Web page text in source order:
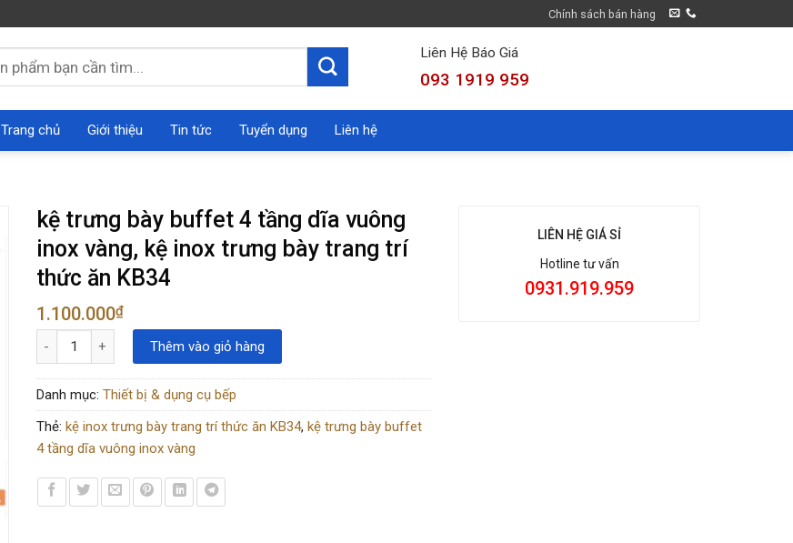
Chính sách bán hàng
Liên Hệ Báo Giá
093 1919 959
Trang chủ Giới thiệu Tin tức Tuyển dụng Liên hệ
kệ trưng bày buffet 4 tầng dĩa vuông
inox vàng, kệ inox trưng bày trang trí
thức ăn KB34
1.100.000₫
kệ trưng bày buffet 4 tầng dĩa vuông inox vàng, kệ inox trưng bày trang trí thức ăn KB34 số lượng
Thêm vào giỏ hàng
Danh mục: Thiết bị & dụng cụ bếp
Thẻ: kệ inox trưng bày trang trí thức ăn KB34, kệ trưng bày buffet
4 tầng dĩa vuông inox vàng
LIÊN HỆ GIÁ SỈ
Hotline tư vấn
0931.919.959